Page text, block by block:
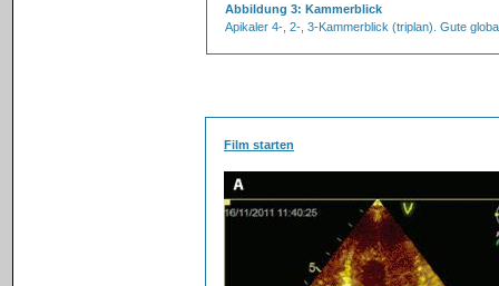
Abbildung 3: Kammerblick
Apikaler 4-, 2-, 3-Kammerblick (triplan). Gute
Film starten